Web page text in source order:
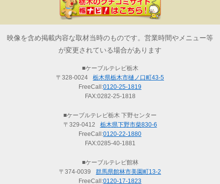
映像を含め掲載内容な取材当時のものです。営業時間やメニュー等
が変更されている場合があります
■ケーブルテレビ栃木
〒328-0024
栃木県栃木市樋ノ口町43-5
FreeCall:0120-25-1819
FAX:0282-25-1818
■ケーブルテレビ栃木 下野センター
〒329-0412
栃木県下野市柴830-6
FreeCall:0120-22-1880
FAX:0285-40-1881
■ケーブルテレビ館林
〒374-0039
群馬県館林市美園町13-2
FreeCall:0120-17-1823